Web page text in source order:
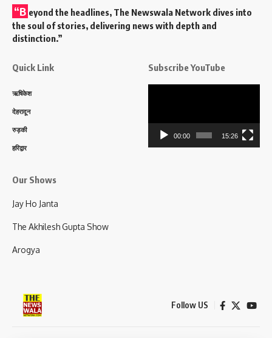
“B eyond the headlines, The Newswala Network dives into
the soul of stories, delivering news with depth and
distinction.”
Quick Link
ऋषिकेश
देहरादून
रुड़की
हरिद्वार
Subscribe YouTube
00:00 15:26
Our Shows
Jay Ho Janta
The Akhilesh Gupta Show
Arogya
Follow US